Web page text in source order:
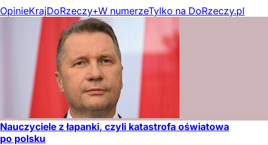
OpinieKrajDoRzeczy+W numerzeTylko na DoRzeczy.pl
Nauczyciele z łapanki, czyli katastrofa oświatowa
po polsku